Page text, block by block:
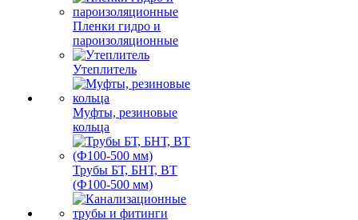
Пленки гидро и
пароизоляционные
Утеплитель
Муфты, резиновые
кольца
Трубы БТ, БНТ, ВТ
(Ф100-500 мм)